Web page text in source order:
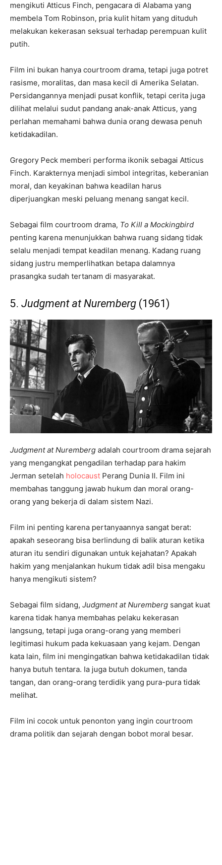
mengikuti Atticus Finch, pengacara di Alabama yang
membela Tom Robinson, pria kulit hitam yang dituduh
melakukan kekerasan seksual terhadap perempuan kulit
putih.
Film ini bukan hanya courtroom drama, tetapi juga potret
rasisme, moralitas, dan masa kecil di Amerika Selatan.
Persidangannya menjadi pusat konflik, tetapi cerita juga
dilihat melalui sudut pandang anak-anak Atticus, yang
perlahan memahami bahwa dunia orang dewasa penuh
ketidakadilan.
Gregory Peck memberi performa ikonik sebagai Atticus
Finch. Karakternya menjadi simbol integritas, keberanian
moral, dan keyakinan bahwa keadilan harus
diperjuangkan meski peluang menang sangat kecil.
Sebagai film courtroom drama, To Kill a Mockingbird
penting karena menunjukkan bahwa ruang sidang tidak
selalu menjadi tempat keadilan menang. Kadang ruang
sidang justru memperlihatkan betapa dalamnya
prasangka sudah tertanam di masyarakat.
5. Judgment at Nuremberg (1961)
Judgment at Nuremberg adalah courtroom drama sejarah
yang mengangkat pengadilan terhadap para hakim
Jerman setelah holocaust Perang Dunia II. Film ini
membahas tanggung jawab hukum dan moral orang-
orang yang bekerja di dalam sistem Nazi.
Film ini penting karena pertanyaannya sangat berat:
apakah seseorang bisa berlindung di balik aturan ketika
aturan itu sendiri digunakan untuk kejahatan? Apakah
hakim yang menjalankan hukum tidak adil bisa mengaku
hanya mengikuti sistem?
Sebagai film sidang, Judgment at Nuremberg sangat kuat
karena tidak hanya membahas pelaku kekerasan
langsung, tetapi juga orang-orang yang memberi
legitimasi hukum pada kekuasaan yang kejam. Dengan
kata lain, film ini mengingatkan bahwa ketidakadilan tidak
hanya butuh tentara. Ia juga butuh dokumen, tanda
tangan, dan orang-orang terdidik yang pura-pura tidak
melihat.
Film ini cocok untuk penonton yang ingin courtroom
drama politik dan sejarah dengan bobot moral besar.